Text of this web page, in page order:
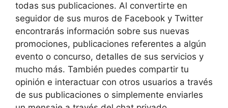
todas sus publicaciones. Al convertirte en
seguidor de sus muros de Facebook y Twitter
encontrarás información sobre sus nuevas
promociones, publicaciones referentes a algún
evento o concurso, detalles de sus servicios y
mucho más. También puedes compartir tu
opinión e interactuar con otros usuarios a través
de sus publicaciones o simplemente enviarles